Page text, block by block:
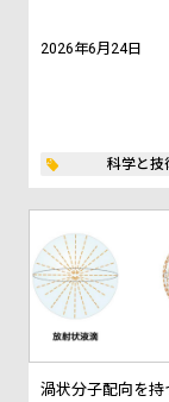
2026年6月24日
科学と技
渦状分子配向を持